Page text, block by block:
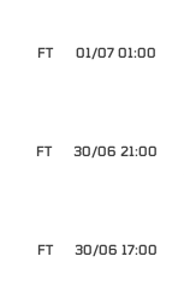
01/07 01:00
FT
30/06 21:00
FT
30/06 17:00
FT